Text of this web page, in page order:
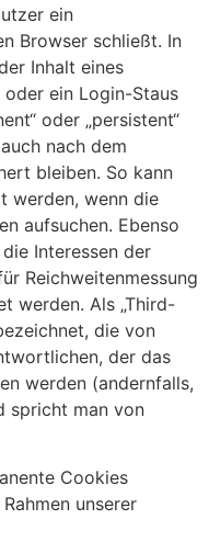
ein
Browser schließt. In
Inhalt eines
oder ein Login-Staus
oder „persistent“
nach dem
bleiben. So kann
werden, wenn die
aufsuchen. Ebenso
Interessen der
Reichweitenmessung
werden. Als „Third-
die von
der das
werden (andernfalls,
spricht man von
Cookies
unserer